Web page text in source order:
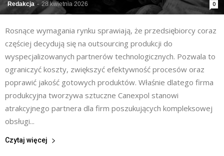
Redakcja - 28 kwietnia 2026 0
Rosnące wymagania rynku sprawiają, że przedsiębiorcy coraz
częściej decydują się na outsourcing produkcji do
wyspecjalizowanych partnerów technologicznych. Pozwala to
ograniczyć koszty, zwiększyć efektywność procesów oraz
poprawić jakość gotowych produktów. Właśnie dlatego firma
produkcyjna tworzywa sztuczne Canexpol stanowi
atrakcyjnego partnera dla firm poszukujących kompleksowej
obsługi...
Czytaj więcej